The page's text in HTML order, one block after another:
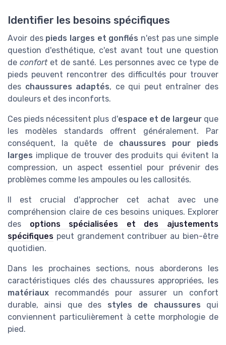
Identifier les besoins spécifiques
Avoir des pieds larges et gonflés n'est pas une simple
question d'esthétique, c'est avant tout une question
deconfortet de santé. Les personnes avec ce type de
pieds peuvent rencontrer des difficultés pour trouver
des chaussures adaptés, ce qui peut entraîner des
douleurs et des inconforts.
Ces pieds nécessitent plus d'espace et de largeurque
les modèles standards offrent généralement. Par
conséquent, la quête de chaussures pour pieds
larges implique de trouver des produits qui évitent la
compression, un aspect essentiel pour prévenir des
problèmes comme les ampoules ou les callosités.
Il est crucial d'approcher cet achat avec une
compréhension claire de ces besoins uniques. Explorer
des options spécialisées et des ajustements
spécifiques peut grandement contribuer au bien-être
quotidien.
Dans les prochaines sections, nous aborderons les
caractéristiques clés des chaussures appropriées, les
matériaux recommandés pour assurer un confort
durable, ainsi que des styles de chaussures qui
conviennent particulièrement à cette morphologie de
pied.